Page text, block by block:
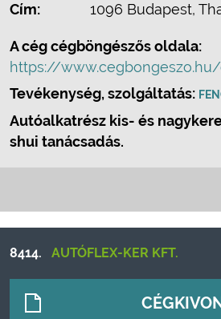
Cím:
1096 Budapest,
A cég cégböngészős oldala:
https://
Tevékenység, szolgáltatás:
Autóalkatrész kis- és
shui tanácsadás.
8414. AUTÓFLEX-KER KFT.